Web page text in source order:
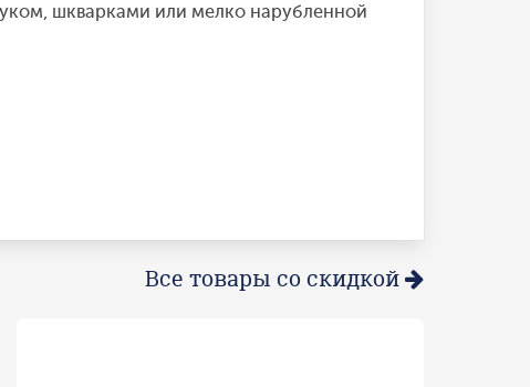
шкварками или мелко нарубленной
Все товары со скидкой